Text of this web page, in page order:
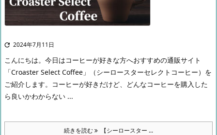
 2024年7月11日
こんにちは。 今日はコーヒーが好きな方へおすすめの通販サイト
「Croaster Select Coffee」（シーロースターセレクトコーヒー）を
ご紹介します。コーヒーが好きだけど、どんなコーヒーを購入した
ら良いかわからない ...
続きを読む 【シーロースター ...